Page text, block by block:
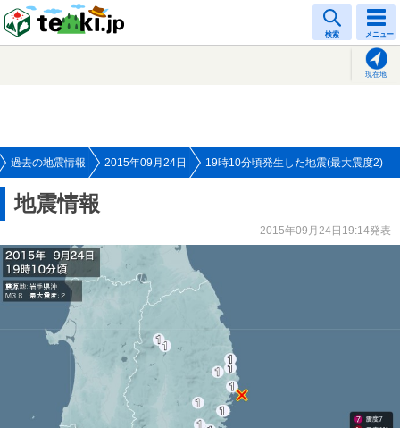
検索 メニュー
現在地
過去の地震情報 2015年09月24日 19時10分頃発生した地震(最大震度2)
地震情報
2015年09月24日19:14発表